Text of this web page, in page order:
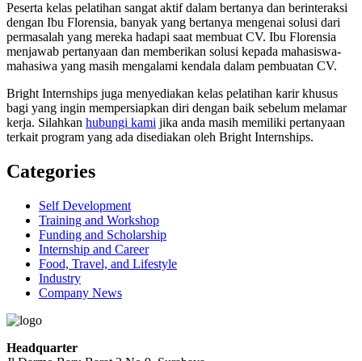
Peserta kelas pelatihan sangat aktif dalam bertanya dan berinteraksi
dengan Ibu Florensia, banyak yang bertanya mengenai solusi dari
permasalah yang mereka hadapi saat membuat CV. Ibu Florensia
menjawab pertanyaan dan memberikan solusi kepada mahasiswa-
mahasiwa yang masih mengalami kendala dalam pembuatan CV.
Bright Internships juga menyediakan kelas pelatihan karir khusus
bagi yang ingin mempersiapkan diri dengan baik sebelum melamar
kerja. Silahkan hubungi kami jika anda masih memiliki pertanyaan
terkait program yang ada disediakan oleh Bright Internships.
Categories
Self Development
Training and Workshop
Funding and Scholarship
Internship and Career
Food, Travel, and Lifestyle
Industry
Company News
Headquarter